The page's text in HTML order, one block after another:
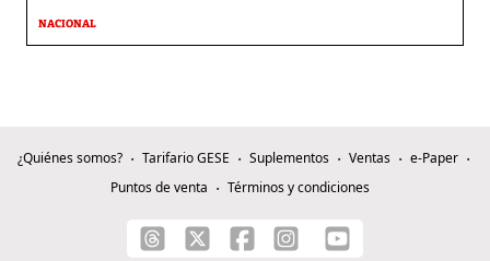
NACIONAL
¿Quiénes somos? Tarifario GESE Suplementos Ventas
e-Paper
Puntos de venta
Términos y condiciones